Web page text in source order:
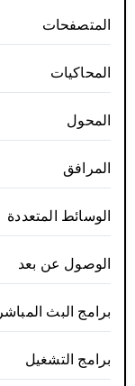
المتصفحات
المحاكيات
المحول
المرافق
الوسائط المتعددة
الوصول عن بعد
برامج البث المباشر
برامج التشغيل